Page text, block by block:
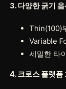
3. 다양한 굵기 옵
Thin(100)
Variable
세밀한 타
4. 크로스 플랫폼